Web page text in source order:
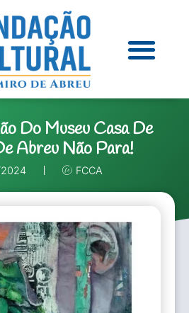
Do Museu Casa De
Abreu Não Para!
FCCA